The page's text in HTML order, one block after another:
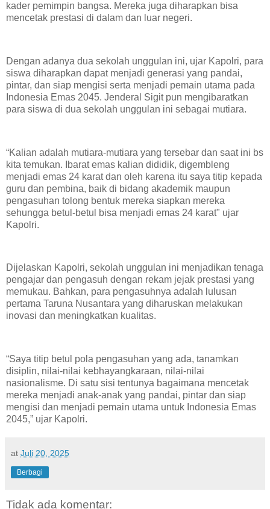
kader pemimpin bangsa. Mereka juga diharapkan bisa
mencetak prestasi di dalam dan luar negeri.
Dengan adanya dua sekolah unggulan ini, ujar Kapolri, para
siswa diharapkan dapat menjadi generasi yang pandai,
pintar, dan siap mengisi serta menjadi pemain utama pada
Indonesia Emas 2045. Jenderal Sigit pun mengibaratkan
para siswa di dua sekolah unggulan ini sebagai mutiara.
“Kalian adalah mutiara-mutiara yang tersebar dan saat ini bs
kita temukan. Ibarat emas kalian dididik, digembleng
menjadi emas 24 karat dan oleh karena itu saya titip kepada
guru dan pembina, baik di bidang akademik maupun
pengasuhan tolong bentuk mereka siapkan mereka
sehungga betul-betul bisa menjadi emas 24 karat" ujar
Kapolri.
Dijelaskan Kapolri, sekolah unggulan ini menjadikan tenaga
pengajar dan pengasuh dengan rekam jejak prestasi yang
memukau. Bahkan, para pengasuhnya adalah lulusan
pertama Taruna Nusantara yang diharuskan melakukan
inovasi dan meningkatkan kualitas.
“Saya titip betul pola pengasuhan yang ada, tanamkan
disiplin, nilai-nilai kebhayangkaraan, nilai-nilai
nasionalisme. Di satu sisi tentunya bagaimana mencetak
mereka menjadi anak-anak yang pandai, pintar dan siap
mengisi dan menjadi pemain utama untuk Indonesia Emas
2045,” ujar Kapolri.
at Juli 20, 2025
Berbagi
Tidak ada komentar: